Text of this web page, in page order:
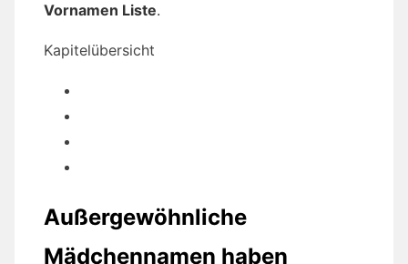
Vornamen Liste.
Kapitelübersicht
Außergewöhnliche
Mädchennamen haben